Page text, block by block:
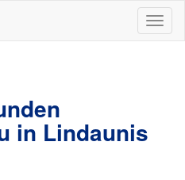
ein-/
in Lindaunis